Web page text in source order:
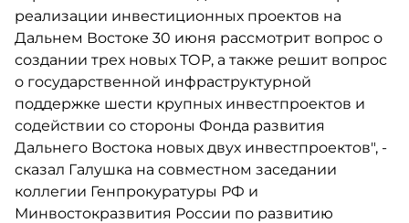
реализации инвестиционных проектов на
Дальнем Востоке 30 июня рассмотрит вопрос о
создании трех новых ТОР, а также решит вопрос
о государственной инфраструктурной
поддержке шести крупных инвестпроектов и
содействии со стороны Фонда развития
Дальнего Востока новых двух инвестпроектов", -
сказал Галушка на совместном заседании
коллегии Генпрокуратуры РФ и
Минвостокразвития России по развитию